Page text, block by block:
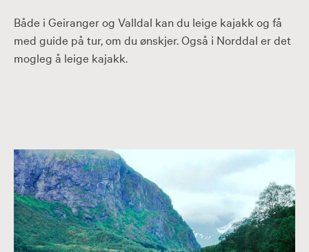
Både i Geiranger og Valldal kan du leige kajakk og få
med guide på tur, om du ønskjer. Også i Norddal er det
mogleg å leige kajakk.